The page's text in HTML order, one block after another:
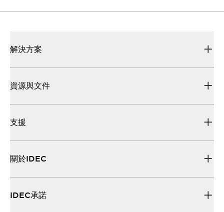
解決方案
資源與文件
支援
關於IDEC
IDEC承諾